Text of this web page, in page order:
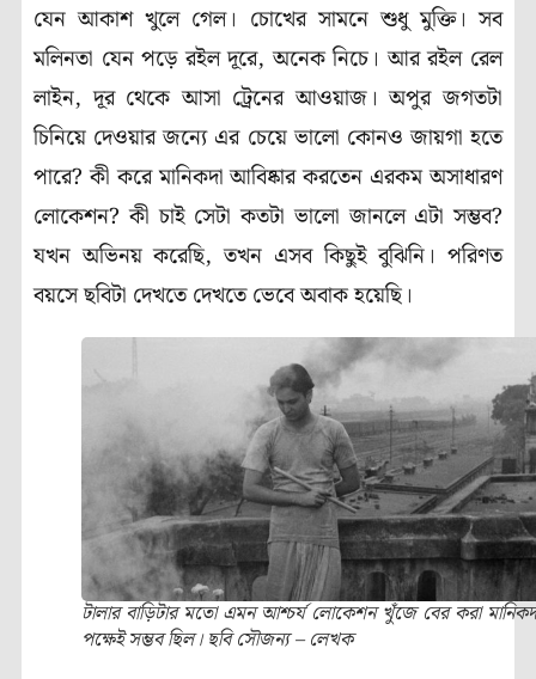
যেন আকাশ খুলে গেল। চোখের সামনে শুধু মুক্তি। সব
মলিনতা যেন পড়ে রইল দূরে,অনেক নিচে। আর রইল রেল
লাইন,দূর থেকে আসা ট্রেনের আওয়াজ। অপুর জগতটা
চিনিয়ে দেওয়ার জন্যে এর চেয়ে ভালো কোনও জায়গা হতে
পারে?কী করে মানিকদা আবিষ্কার করতেন এরকম অসাধারণ
লোকেশন?কী চাই সেটা কতটা ভালো জানলে এটা সম্ভব?
যখন অভিনয় করেছি,তখন এসব কিছুই বুঝিনি। পরিণত
বয়সে ছবিটা দেখতে দেখতে ভেবে অবাক হয়েছি।
টালার বাড়িটার মতো এমন আশ্চর্য লোকেশন খুঁজে বের করা
পক্ষেই সম্ভব ছিল। ছবি সৌজন্য – লেখক